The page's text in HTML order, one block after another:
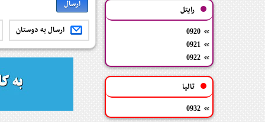
ارسال به دوستان
رایتل
0920
0921
0922
تالیا
0932